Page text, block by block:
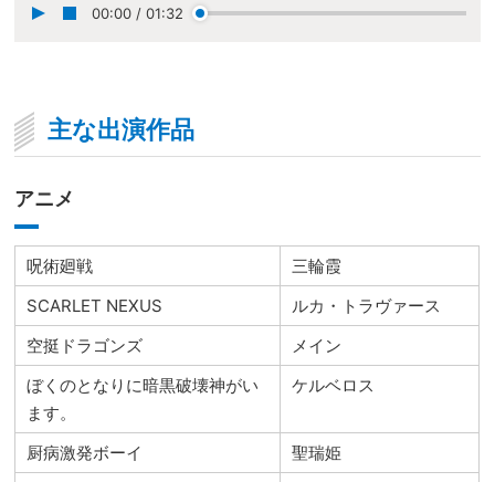
00:00 / 01:32
主な出演作品
アニメ
呪術廻戦
三輪霞
SCARLET NEXUS
ルカ・トラヴァース
空挺ドラゴンズ
メイン
ぼくのとなりに暗黒破壊神がい
ます。
ケルベロス
厨病激発ボーイ
聖瑞姫